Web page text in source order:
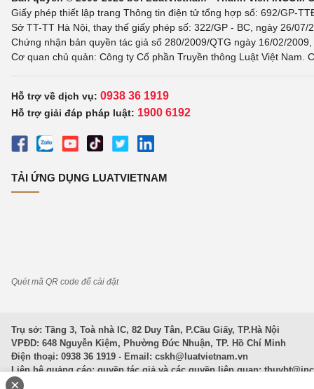
Giấy phép thiết lập trang Thông tin điện tử tổng hợp số: 692/GP-
Sở TT-TT Hà Nội, thay thế giấy phép số: 322/GP - BC, ngày 26/
Chứng nhận bản quyền tác giả số 280/2009/QTG ngày 16/02/
Cơ quan chủ quản: Công ty Cổ phần Truyền thông Luật Việt Nam.
Hỗ trợ về dịch vụ: 0938 36 1919
Hỗ trợ giải đáp pháp luật: 1900 6192
TẢI ỨNG DỤNG LUATVIETNAM
Quét mã QR code để cài đặt
Trụ sở: Tầng 3, Toà nhà IC, 82 Duy Tân, P.Cầu Giấy, TP.Hà Nội
VPĐD: 648 Nguyễn Kiệm, Phường Đức Nhuận, TP. Hồ Chí Minh
Điện thoại: 0938 36 1919 - Email: cskh@luatvietnam.vn
Liên hệ quảng cáo; quyền tác giả và các quyền liên quan:
×